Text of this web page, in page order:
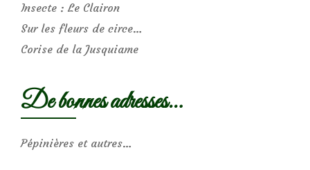
Insecte : Le Clairon
Sur les fleurs de circe…
Corise de la Jusquiame
De bonnes adresses…
Pépinières et autres…